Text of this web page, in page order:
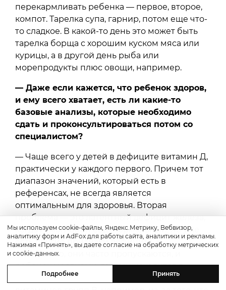
перекармливать ребенка — первое, второе,
компот. Тарелка супа, гарнир, потом еще что-
то сладкое. В какой-то день это может быть
тарелка борща с хорошим куском мяса или
курицы, а в другой день рыба или
морепродукты плюс овощи, например.
— Даже если кажется, что ребенок здоров,
и ему всего хватает, есть ли какие-то
базовые анализы, которые необходимо
сдать и проконсультироваться потом со
специалистом?
— Чаще всего у детей в дефиците витамин Д,
практически у каждого первого. Причем тот
диапазон значений, который есть в
референсах, не всегда является
оптимальным для здоровья. Вторая
проблема — это латентный дефицит железа,
когда гемоглобин еще нормальный, но уже
есть другие признаки дефицита. К
сожалению, они часто пропускаются, и
ребенок месяцами, годами находится в
«железном» дефиците. Часто бывает дефицит
Мы используем cookie-файлы, Яндекс.Метрику, Вебвизор,
аналитику форм и AdFox для работы сайта, аналитики и рекламы.
Нажимая «Принять», вы даете согласие на обработку метрических
и cookie-данных.
Подробнее Принять